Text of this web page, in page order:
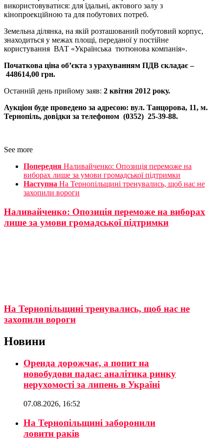
використовуватися: для їдальні, актового залу з
кінопроекційною та для побутових потреб.
Земельна ділянка, на якій розташований побутовий корпус,
знаходиться у межах площі, переданої у постійне
користування ВАТ «Українська тютюнова компанія».
Початкова ціна об’єкта з урахуванням ПДВ складає –
448614,00 грн.
Останній день прийому заяв: 2 квітня 2012 року.
Аукціон буде проведено за адресою: вул. Танцорова, 11, м.
Тернопіль, довідки за телефоном (0352) 25-39-88.
See more
Попередня Наливайченко: Опозиція переможе на
виборах лише за умови громадської підтримки
Наступна На Тернопільщині тренувались, щоб нас не
захопили вороги
Наливайченко: Опозиція переможе на виборах
лише за умови громадської підтримки
На Тернопільщині тренувались, щоб нас не
захопили вороги
Новини
Оренда дорожчає, а попит на
новобудови падає: аналітика ринку
нерухомості за липень в Україні
07.08.2026, 16:52
На Тернопільщині заборонили
ловити раків